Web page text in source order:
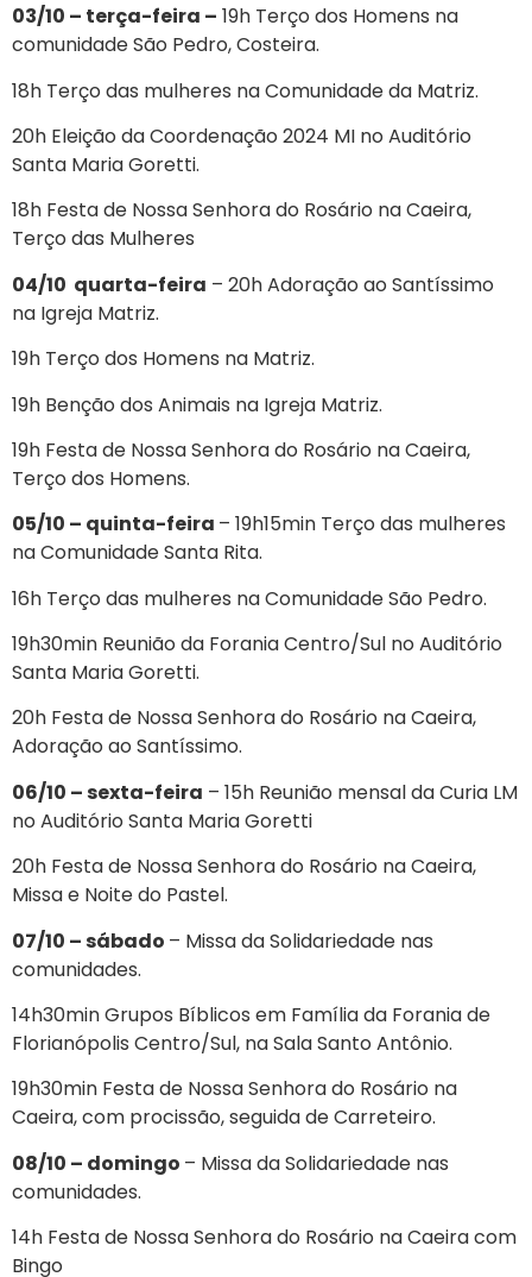
03/10 – terça-feira – 19h Terço dos Homens na
comunidade São Pedro, Costeira.
18h Terço das mulheres na Comunidade da Matriz.
20h Eleição da Coordenação 2024 MI no Auditório
Santa Maria Goretti.
18h Festa de Nossa Senhora do Rosário na Caeira,
Terço das Mulheres
04/10 quarta-feira – 20h Adoração ao Santíssimo
na Igreja Matriz.
19h Terço dos Homens na Matriz.
19h Benção dos Animais na Igreja Matriz.
19h Festa de Nossa Senhora do Rosário na Caeira,
Terço dos Homens.
05/10 – quinta-feira – 19h15min Terço das mulheres
na Comunidade Santa Rita.
16h Terço das mulheres na Comunidade São Pedro.
19h30min Reunião da Forania Centro/Sul no Auditório
Santa Maria Goretti.
20h Festa de Nossa Senhora do Rosário na Caeira,
Adoração ao Santíssimo.
06/10 – sexta-feira – 15h Reunião mensal da Curia LM
no Auditório Santa Maria Goretti
20h Festa de Nossa Senhora do Rosário na Caeira,
Missa e Noite do Pastel.
07/10 – sábado – Missa da Solidariedade nas
comunidades.
14h30min Grupos Bíblicos em Família da Forania de
Florianópolis Centro/Sul, na Sala Santo Antônio.
19h30min Festa de Nossa Senhora do Rosário na
Caeira, com procissão, seguida de Carreteiro.
08/10 – domingo – Missa da Solidariedade nas
comunidades.
14h Festa de Nossa Senhora do Rosário na Caeira com
Bingo